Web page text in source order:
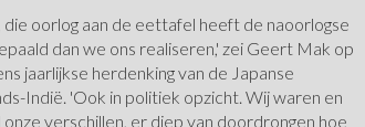
oorlog aan de eettafel heeft de naoorlogse
dan we ons realiseren,' zei Geert Mak op
jaarlijkse herdenking van de Japanse
Indië. 'Ook in politiek opzicht. Wij waren en
onze verschillen, er diep van doordrongen hoe